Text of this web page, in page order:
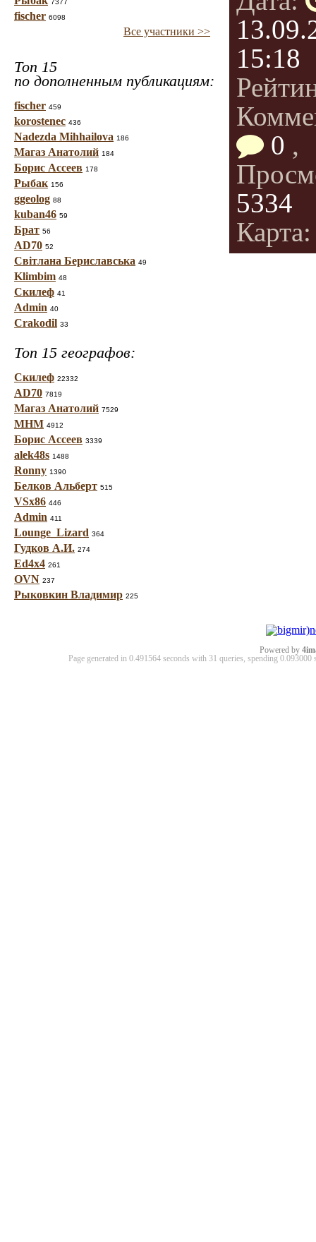
7377
fischer 6098
Все участники >>
Топ 15
по дополненным публикациям:
fischer 459
korostenec 436
Nadezda Mihhailova 186
Магаз Анатолий 184
Борис Ассеев 178
Рыбак 156
ggeolog 88
kuban46 59
Брат 56
AD70 52
Світлана Бериславська 49
Klimbim 48
Скилеф 41
Admin 40
Crakodil 33
Топ 15 географов:
Скилеф 22332
AD70 7819
Магаз Анатолий 7529
МНМ 4912
Борис Ассеев 3339
alek48s 1488
Ronny 1390
Белков Альберт 515
VSx86 446
Admin 411
Lounge_Lizard 364
Гудков А.И. 274
Ed4x4 261
OVN 237
Рыковкин Владимир 225
15:18
0 ,
5334
Powered by
Page generated in 0.491564 seconds with 31 queries, spending